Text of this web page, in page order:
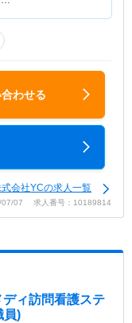
わせる
会社YCの求人一覧
07/07 求人番号：10189814
ィ訪問看護ステ
員)